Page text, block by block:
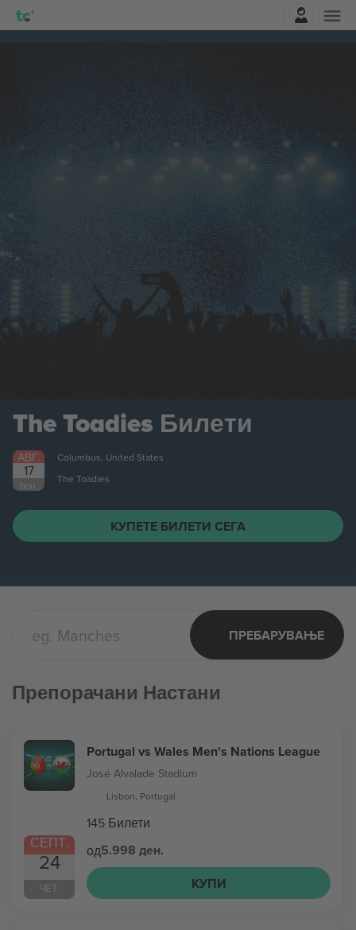
The Toadies Билети
АВГ.
17
ПОН.
Columbus, United States
The Toadies
КУПЕТЕ БИЛЕТИ СЕГА
ПРЕБАРУВАЊЕ
Препорачани Настани
СЕПТ.
24
ЧЕТ.
Portugal vs Wales Men's Nations League
José Alvalade Stadium
Lisbon, Portugal
145 Билети
од5.998 ден.
КУПИ